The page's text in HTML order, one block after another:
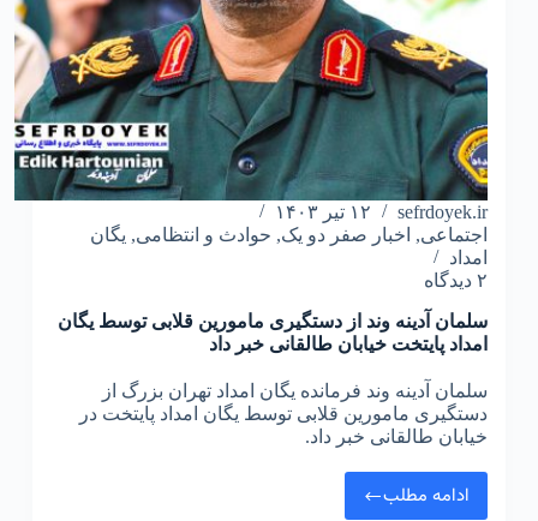
sefrdoyek.ir
۱۲ تیر ۱۴۰۳
اجتماعی, اخبار صفر دو یک, حوادث و انتظامی, یگان
امداد
۲ دیدگاه
سلمان آدینه وند از دستگیری مامورین قلابی توسط یگان
امداد پایتخت خیابان طالقانی خبر داد
سلمان آدینه وند فرمانده یگان امداد تهران بزرگ از
دستگیری مامورین قلابی توسط یگان امداد پایتخت در
خیابان طالقانی خبر داد.
ادامه مطلب